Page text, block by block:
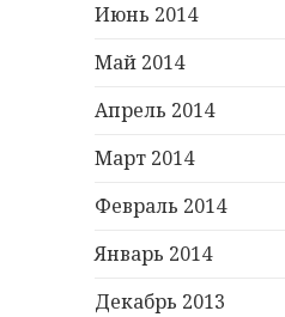
Июнь 2014
Май 2014
Апрель 2014
Март 2014
Февраль 2014
Январь 2014
Декабрь 2013